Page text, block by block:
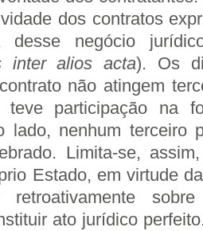
dos contratos
desse negócio
inter alios acta). Os
não atingem
participação na
lado, nenhum terceiro
Limita-se,
Estado, em virtude
sobre
ato jurídico